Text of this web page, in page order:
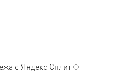
с Яндекс Сплит